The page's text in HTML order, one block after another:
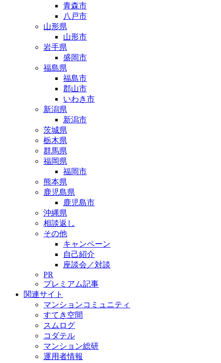
青森市
八戸市
山形県
山形市
岩手県
盛岡市
福島県
福島市
郡山市
いわき市
新潟県
新潟市
茨城県
栃木県
群馬県
福岡県
福岡市
熊本県
鹿児島県
鹿児島市
沖縄県
相談返し
その他
キャンペーン
自己紹介
座談会／対談
PR
プレミアム記事
関連サイト
マンションコミュニティ
すてき空間
スムログ
コダテル
マンション総研
運用者情報